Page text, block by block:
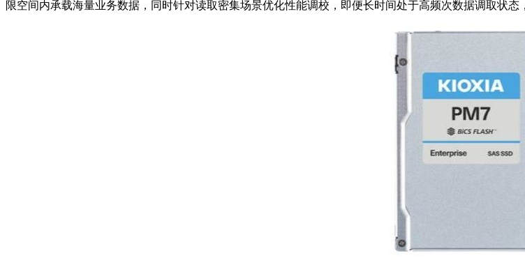
限空间内承载海量业务数据，同时针对读取密集场景优化性能调校，即便长时间处于高频次数据调取状态